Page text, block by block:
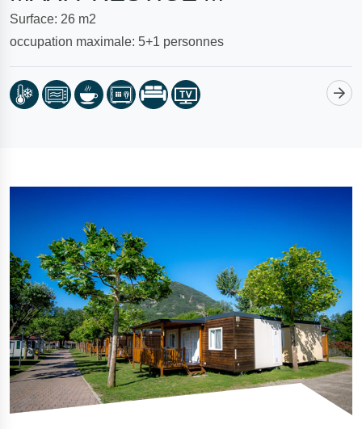
Surface: 26 m2
occupation maximale: 5+1 personnes